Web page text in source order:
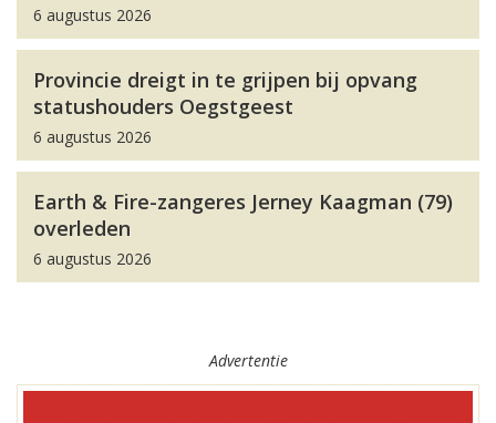
6 augustus 2026
Provincie dreigt in te grijpen bij opvang
statushouders Oegstgeest
6 augustus 2026
Earth & Fire-zangeres Jerney Kaagman (79)
overleden
6 augustus 2026
Advertentie